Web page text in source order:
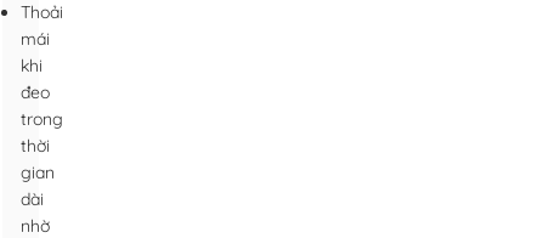
Thoải
mái
khi
đeo
trong
thời
gian
dài
nhờ